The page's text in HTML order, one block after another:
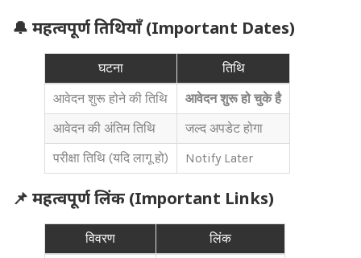
🔔 महत्वपूर्ण तिथियाँ (Important Dates)
घटना
तिथि
आवेदन शुरू होने की तिथि
आवेदन शुरू हो चुके है
आवेदन की अंतिम तिथि
जल्द अपडेट होगा
परीक्षा तिथि (यदि लागू हो)
Notify Later
📌 महत्वपूर्ण लिंक (Important Links)
विवरण
लिंक